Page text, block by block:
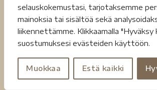
selauskokemustasi, tarjotaksemme
mainoksia tai sisältöä sekä
liikennettämme. Klikkaamalla "Hyväksy
suostumuksesi evästeiden käyttöön.
Muokkaa Estä kaikki
Tietosuojaseloste
Copyright 2026 ©